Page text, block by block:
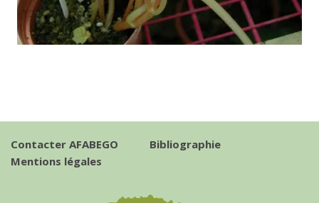
Contacter AFABEGO
Bibliographie
Mentions légales